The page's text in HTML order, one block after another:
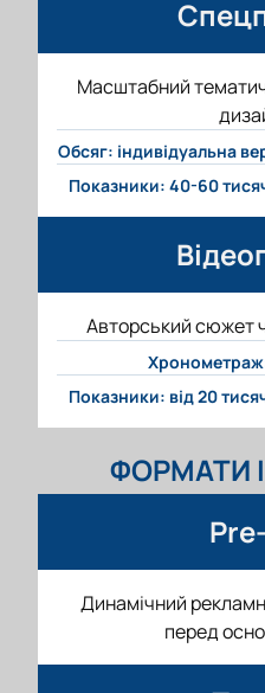
Масштабний
Обсяг: індивідуальна
Показники: 40-60
Авторський сюжет
Показники: від 20
ФОРМАТИ
Динамічний
перед